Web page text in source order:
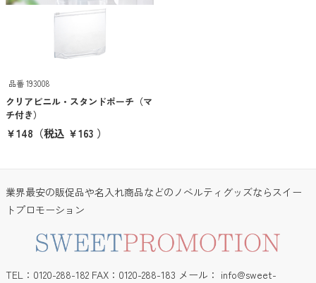
オリジナルグッズ制作について
入稿データについて
営業日カレンダー
価格帯から探す
100円以下
品番 193008
クリアビニル・スタンドポーチ（マ
チ付き）
￥148 （税込 ￥163 ）
業界最安の販促品や名入れ商品などのノベルティグッズならスイー
トプロモーション
TEL：0120-288-182 FAX：0120-288-183 メール： info@sweet-